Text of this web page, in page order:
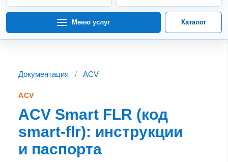
Меню услуг Каталог
Документация / ACV
ACV
ACV Smart FLR (код
smart-flr): инструкции
и паспорта